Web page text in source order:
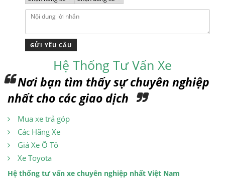
Hệ Thống Tư Vấn Xe
Nơi bạn tìm thấy sự chuyên nghiệp
nhất cho các giao dịch
Mua xe trả góp
Các Hãng Xe
Giá Xe Ô Tô
Xe Toyota
Hệ thống tư vấn xe chuyên nghiệp nhất Việt Nam